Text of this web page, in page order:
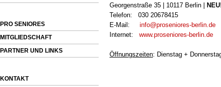
PRO SENIORES
MITGLIEDSCHAFT
PARTNER UND LINKS
KONTAKT
Georgenstraße 35 | 10117 Berlin |
Telefon: 030 20678415
E-Mail: info@proseniores-berlin.de
Internet: www.proseniores-berlin.de
Öffnungszeiten: Dienstag +